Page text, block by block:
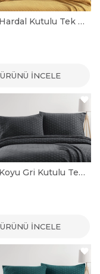
Elvira Hardal Kutulu Tek Kişilik Yatak Örtüsü Seti
ÜRÜNÜ İNCELE
Elvira Koyu Gri Kutulu Tek Kişilik Yatak Örtüsü Seti
ÜRÜNÜ İNCELE